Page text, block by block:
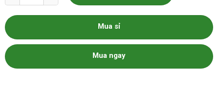
Mua sỉ
Mua ngay